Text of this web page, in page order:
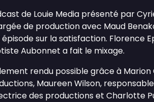
de Louie Media présenté par
de production avec Maud
sur la satisfaction. Florence
Aubonnet a fait le mixage.
rendu possible grâce à Marion
Maureen Wilson,
des productions et Charlotte